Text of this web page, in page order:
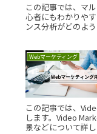
この記事では、マ
心者にもわかりや
ンス分析がどのよ
Webマーケティング
この記事では、
します。Video
景などについて詳